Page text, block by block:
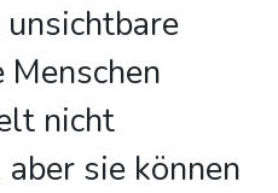
nicht
sie können